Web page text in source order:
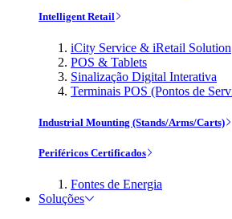
Intelligent Retail
iCity Service & iRetail Solution
POS & Tablets
Sinalização Digital Interativa
Terminais POS (Pontos de
Industrial Mounting (Stands/Arms/Carts)
Periféricos Certificados
Fontes de Energia
Soluções